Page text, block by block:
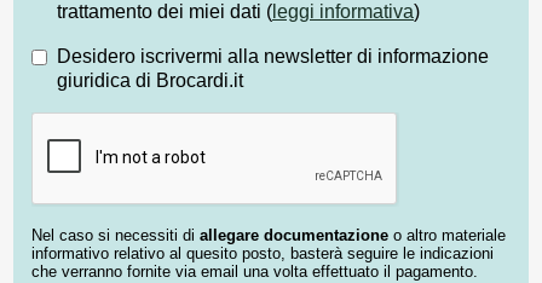
trattamento dei miei dati ( leggi informativa)
Desidero iscrivermi alla newsletter di informazione
giuridica di Brocardi.it
Nel caso si necessiti di allegare documentazione o altro materiale
informativo relativo al quesito posto, basterà seguire le indicazioni
che verranno fornite via email una volta effettuato il pagamento.